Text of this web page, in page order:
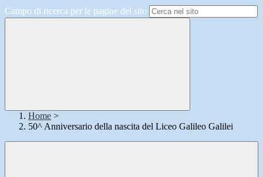
Campo di ricerca per le pagine del sito
Home >
50^ Anniversario della nascita del Liceo Galileo Galilei